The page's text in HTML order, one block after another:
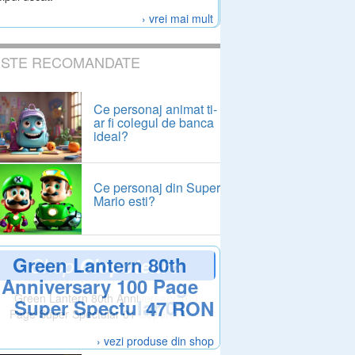
› vrei mai mult
RECOMANDATE
Ce personaj animat ti-
ar fi colegul de banca
ideal?
Ce personaj din Super
Mario esti?
ShopClopotel.ro
Green Lantern 80th
Anniversary 100 Page
Super Spectular 01
Coperta C
47 RON
› vezi produse din shop